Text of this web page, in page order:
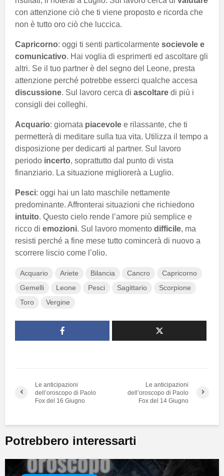
con attenzione ciò che ti viene proposto e ricorda che
non è tutto oro ciò che luccica.
Capricorno: oggi ti senti particolarmente socievole e
comunicativo. Hai voglia di esprimerti ed ascoltare gli
altri. Se il tuo partner è del segno del Leone, presta
attenzione perché potrebbe esserci qualche accesa
discussione. Sul lavoro cerca di ascoltare di più i
consigli dei colleghi.
Acquario: giornata piacevole e rilassante, che ti
permetterà di meditare sulla tua vita. Utilizza il tempo a
disposizione per dedicarti al partner. Sul lavoro
periodo incerto, soprattutto dal punto di vista
finanziario. La situazione migliorerà a Luglio.
Pesci: oggi hai un lato maschile nettamente
predominante. Affronterai situazioni che richiedono
intuito. Questo cielo rende l’amore più semplice e
ricco di emozioni. Sul lavoro momento difficile, ma
resisti perché a fine mese tutto comincerà di nuovo a
scorrere liscio come l’olio.
Acquario Ariete Bilancia Cancro
Capricorno
Gemelli
Leone Pesci Sagittario
Scorpione
Toro
Vergine
Le anticipazioni
dell’oroscopo di Paolo
Fox del 16 Giugno
Le anticipazioni
dell’oroscopo di Paolo
Fox del 14 Giugno
Potrebbero interessarti